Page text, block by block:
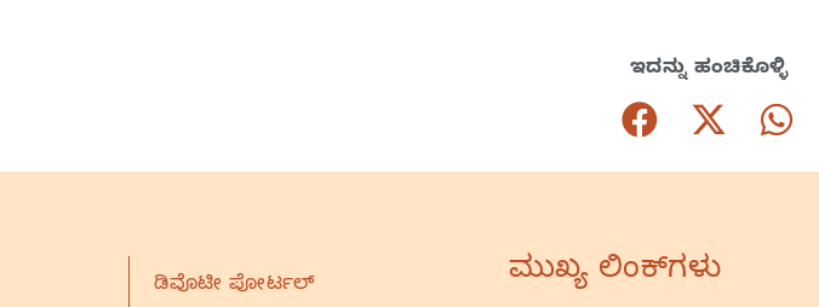
ಇದನ್ನು ಹಂಚಿಕೊಳ್ಳಿ
ಡಿವೊಟೀ ಪೋರ್ಟಲ್
ಮುಖ್ಯ ಲಿಂಕ್‌ಗಳು